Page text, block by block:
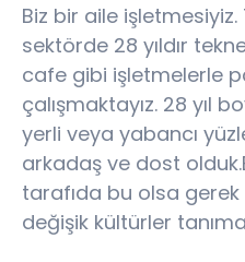
Biz bir aile
sektörde 28 yıldır
cafe gibi işletmelerle
çalışmaktayız. 28 yıl
yerli veya yabancı
arkadaş ve dost
tarafıda bu olsa
değişik kültürler